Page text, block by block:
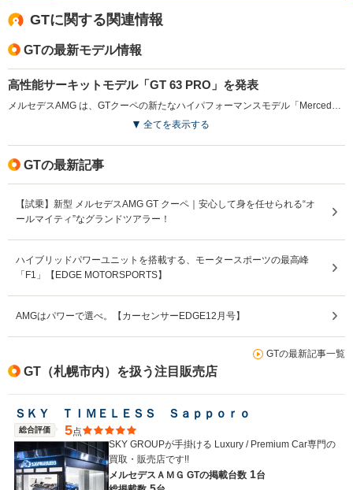
GTに関する関連情報
GTの最新モデル情報
高性能サーキットモデル「GT 63 PRO」を発表
全てを表示する
GTの最新記事
【試乗】新型 メルセデスAMG GT クーペ｜安心して身を任せられる“オ
ールマイティ”なグランドツアラー！
ハイブリッドパワーユニットを搭載する、モータースポーツの最高峰
「F1」【EDGE MOTORSPORTS】
AMGはパワーで選べ。【カーセンサーEDGE12月号】
GTの最新記事一覧
GT（札幌市内）を扱う注目販売店
ＳＫＹ ＴＩＭＥＬＥＳＳ Ｓａｐｐｏｒｏ
総合評価 5点
SKY GROUPが手掛ける Luxury / Premium Car専門の
買取・販売店です!!
メルセデスＡＭＧ GTの掲載台数 1台